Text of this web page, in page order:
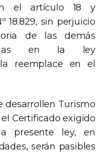
el artículo 18 y
18.829, sin perjuicio
de las demás
en la ley
reemplace en el
desarrollen Turismo
Certificado exigido
presente ley, en
serán pasibles